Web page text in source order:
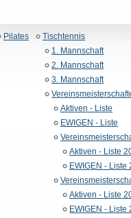
Pilates
Tischtennis
1. Mannschaft
2. Mannschaft
3. Mannschaft
Aktiven - Liste
EWIGEN - Liste
Aktiven - Liste
EWIGEN - Liste
Aktiven - Liste
EWIGEN - Liste